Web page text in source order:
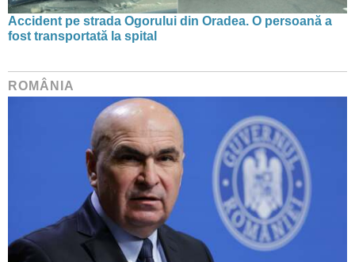
Accident pe strada Ogorului din Oradea. O persoană a
fost transportată la spital
ROMÂNIA